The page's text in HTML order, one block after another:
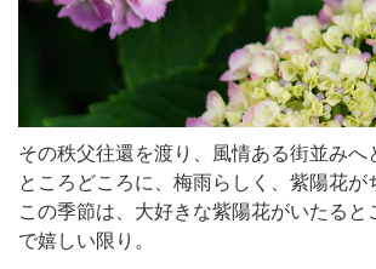
その秩父往還を渡り、風情ある街並みへ
ところどころに、梅雨らしく、紫陽花が
この季節は、大好きな紫陽花がいたると
で嬉しい限り。